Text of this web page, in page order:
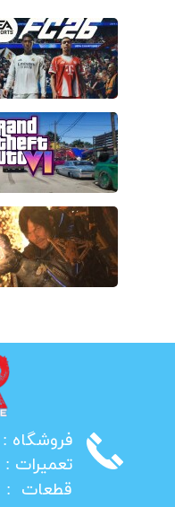
​فروشگاه : ۰۲۶۳۲۲۲۲۲۹۸
​تعمیرات : ۰۲۶۳۲۲۰۲۲۹۸
​قطعات : ۰۲۱۳۶۳۴۹۹۳۶